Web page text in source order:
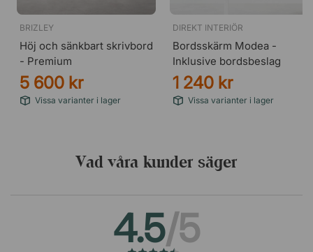
BRIZLEY
Höj och sänkbart skrivbord
- Premium
5 600 kr
Vissa varianter i lager
DIREKT INTERIÖR
Bordsskärm Modea -
Inklusive bordsbeslag
1 240 kr
Vissa varianter i lager
Vad våra kunder säger
4.5/5